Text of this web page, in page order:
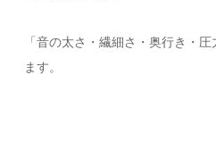
「音の太さ・繊細さ・奥行き・
ます。